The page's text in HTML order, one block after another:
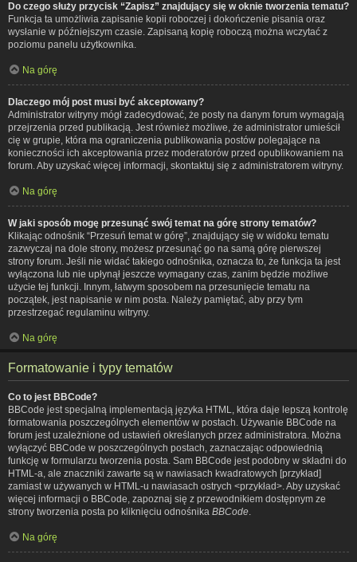
Do czego służy przycisk “Zapisz” znajdujący się w oknie tworzenia tematu?
Funkcja ta umożliwia zapisanie kopii roboczej i dokończenie pisania oraz
wysłanie w późniejszym czasie. Zapisaną kopię roboczą można wczytać z
poziomu panelu użytkownika.
Na górę
Dlaczego mój post musi być akceptowany?
Administrator witryny mógł zadecydować, że posty na danym forum wymagają
przejrzenia przed publikacją. Jest również możliwe, że administrator umieścił
cię w grupie, która ma ograniczenia publikowania postów polegające na
konieczności ich akceptowania przez moderatorów przed opublikowaniem na
forum. Aby uzyskać więcej informacji, skontaktuj się z administratorem witryny.
Na górę
W jaki sposób mogę przesunąć swój temat na górę strony tematów?
Klikając odnośnik “Przesuń temat w górę”, znajdujący się w widoku tematu
zazwyczaj na dole strony, możesz przesunąć go na samą górę pierwszej
strony forum. Jeśli nie widać takiego odnośnika, oznacza to, że funkcja ta jest
wyłączona lub nie upłynął jeszcze wymagany czas, zanim będzie możliwe
użycie tej funkcji. Innym, łatwym sposobem na przesunięcie tematu na
początek, jest napisanie w nim posta. Należy pamiętać, aby przy tym
przestrzegać regulaminu witryny.
Na górę
Formatowanie i typy tematów
Co to jest BBCode?
BBCode jest specjalną implementacją języka HTML, która daje lepszą kontrolę
formatowania poszczególnych elementów w postach. Używanie BBCode na
forum jest uzależnione od ustawień określanych przez administratora. Można
wyłączyć BBCode w poszczególnych postach, zaznaczając odpowiednią
funkcję w formularzu tworzenia posta. Sam BBCode jest podobny w składni do
HTML-a, ale znaczniki zawarte są w nawiasach kwadratowych [przykład]
zamiast w używanych w HTML-u nawiasach ostrych <przykład>. Aby uzyskać
więcej informacji o BBCode, zapoznaj się z przewodnikiem dostępnym ze
strony tworzenia posta po kliknięciu odnośnika BBCode
Na górę